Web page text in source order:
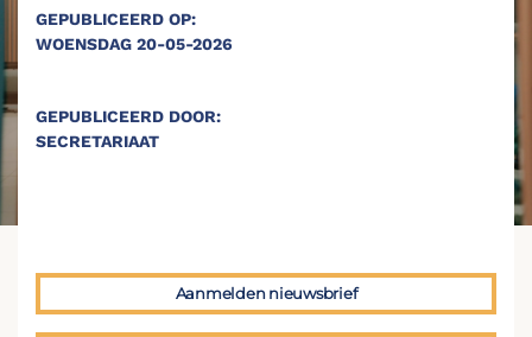
GEPUBLICEERD OP:
WOENSDAG 20-05-2026
GEPUBLICEERD DOOR:
SECRETARIAAT
Aanmelden nieuwsbrief